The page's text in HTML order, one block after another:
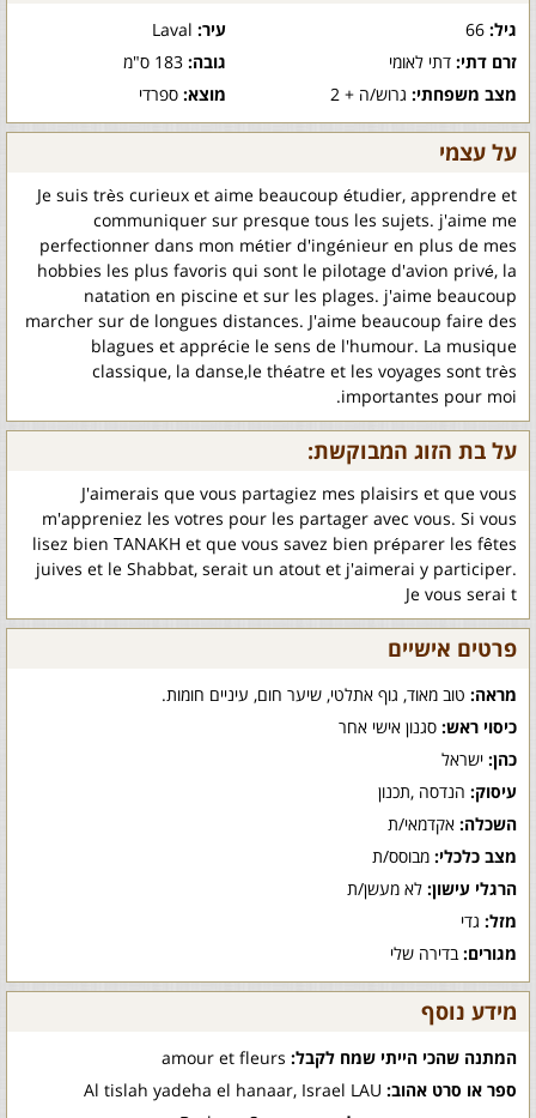
גיל: עיר:Laval
זרם דתי: דתי לאומי גובה:183 ס"מ
מצב משפחתי: גרוש/ה + 2 מוצא:ספרדי
על עצמי
Je suis très curieux et aime beaucoup étudier, apprendre et
communiquer sur presque tous les sujets. j'aime me
perfectionner dans mon métier d'ingénieur en plus de mes
hobbies les plus favoris qui sont le pilotage d'avion privé, la
natation en piscine et sur les plages. j'aime beaucoup
marcher sur de longues distances. J'aime beaucoup faire des
blagues et apprécie le sens de l'humour. La musique
classique, la danse,le théatre et les voyages sont très
importantes pour moi.
על בת הזוג המבוקשת:
J'aimerais que vous partagiez mes plaisirs et que vous
m'appreniez les votres pour les partager avec vous. Si vous
lisez bien TANAKH et que vous savez bien préparer les fêtes
juives et le Shabbat, serait un atout et j'aimerai y participer.
Je vous serai t
פרטים אישיים
מראה: טוב מאוד, גוף אתלטי, שיער חום, עיניים חומות.
כיסוי ראש: סגנון אישי אחר
כהן: ישראל
עיסוק: הנדסה ,תכנון
השכלה: אקדמאי/ת
מצב כלכלי: מבוסס/ת
הרגלי עישון: לא מעשן/ת
מזל: גדי
מגורים: בדירה שלי
מידע נוסף
המתנה שהכי הייתי שמח לקבל: amour et fleurs
ספר או סרט אהוב: Al tislah yadeha el hanaar, Israel LAU